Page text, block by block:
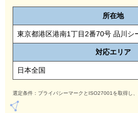
所在地
東京都港区港南1丁目2番70号 品川シ
対応エリア
日本全国
選定条件：プライバシーマークとISO27001を取得し